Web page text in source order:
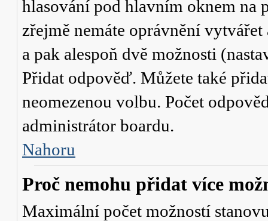
hlasování pod hlavním oknem na
zřejmě nemáte oprávnění
a pak alespoň dvě možnosti
Přidat odpověď. Můžete také
neomezenou volbu. Počet
administrátor boardu.
Nahoru
Proč nemohu přidat více
Maximální počet možností